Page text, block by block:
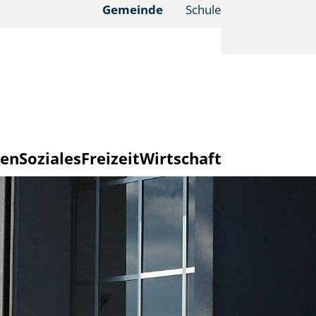
Gemeinde Schule
SozialesFreizeitWirtschaft